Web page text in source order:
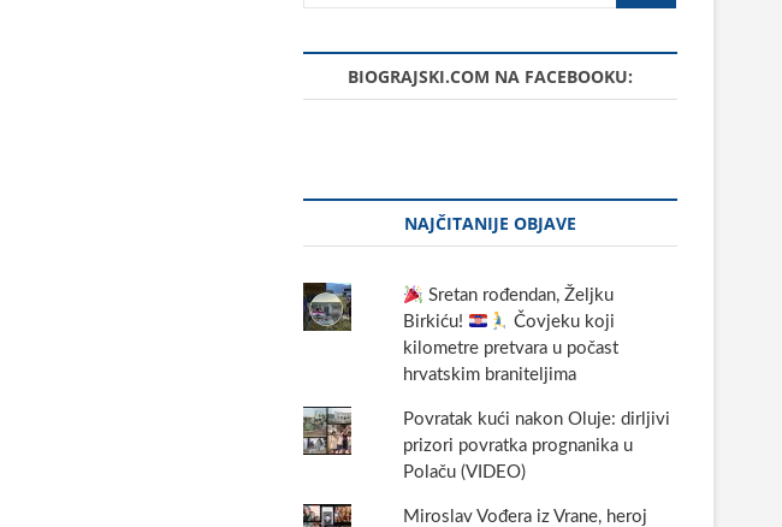
BIOGRAJSKI.COM NA FACEBOOKU:
NAJČITANIJE OBJAVE
Sretan rođendan, Željku
Birkiću!
Čovjeku koji
kilometre pretvara u počast
hrvatskim braniteljima
Povratak kući nakon Oluje: dirljivi
prizori povratka prognanika u
Polaču (VIDEO)
Miroslav Vođera iz Vrane, heroj